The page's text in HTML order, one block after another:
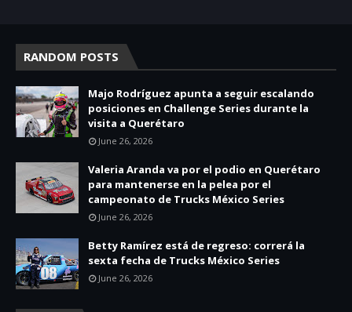
RANDOM POSTS
Majo Rodríguez apunta a seguir escalando
posiciones en Challenge Series durante la
visita a Querétaro
June 26, 2026
Valeria Aranda va por el podio en Querétaro
para mantenerse en la pelea por el
campeonato de Trucks México Series
June 26, 2026
Betty Ramírez está de regreso: correrá la
sexta fecha de Trucks México Series
June 26, 2026